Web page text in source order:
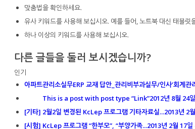
맞춤법을 확인하세요.
유사 키워드를 사용해 보십시오. 예를 들어, 노트북 대신 태블릿
하나 이상의 키워드를 사용해 보십시오.
다른 글들을 둘러 보시겠습니까?
인기
아파트관리소실무ERP 교재 답안_관리비부과실무/인사’회계관
This is a post with post type “Link”2012년 8월 24
[기타] 2월2일 변경된 KcLep 프로그램 기타자료실...2013년 2
[시험] KcLep 프로그램 “한부모”, “부양가족...2013년 2월 17